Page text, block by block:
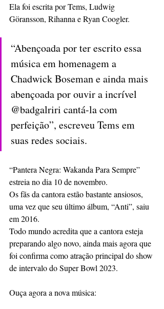
Ela foi escrita por Tems, Ludwig
Göransson, Rihanna e Ryan Coogler.
“Abençoada por ter escrito essa
música em homenagem a
Chadwick Boseman e ainda mais
abençoada por ouvir a incrível
@badgalriri cantá-la com
perfeição”, escreveu Tems em
suas redes sociais.
“Pantera Negra: Wakanda Para Sempre”
estreia no dia 10 de novembro.
Os fãs da cantora estão bastante ansiosos,
uma vez que seu último álbum, “Anti”, saiu
em 2016.
Todo mundo acredita que a cantora esteja
preparando algo novo, ainda mais agora que
foi confirma como atração principal do show
de intervalo do Super Bowl 2023.
Ouça agora a nova música: